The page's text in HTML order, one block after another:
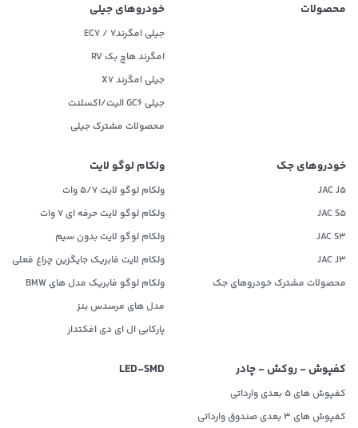
محصولات خودروهای جیلی
جیلی امگرند۷ / EC7
امگرند هاچ بک RV
جیلی امگرند X7
جیلی GC6 الیت/اکسلنت
محصولات مشترک جیلی
خودروهای جک
JAC J5
JAC S5
JAC S3
JAC J3
محصولات مشترک خودروهای جک
ولکام لوگو لایت
ولکام لوگو لایت 5/7 وات
ولکام لوگو لایت حرفه ای 7 وات
ولکام لوگو لایت بدون سیم
ولکام لایت فابریک جایگزین چراغ فعلی
ولکام لوگو فابریک مدل های BMW
مدل های مرسدس بنز
پارکابی ال ای دی افکتدار
کفپوش - روکش - چادر
کفپوش های 5 بعدی وارداتی
کفپوش های 3 بعدی صندوق وارداتی
LED‌-SMD